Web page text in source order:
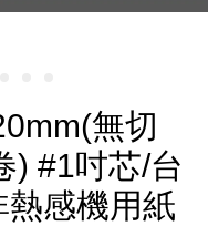
無切
) #1吋芯/台
感機用紙